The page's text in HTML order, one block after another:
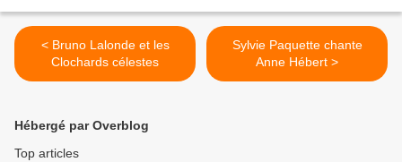
< Bruno Lalonde et les
Clochards célestes
Sylvie Paquette chante
Anne Hébert >
Hébergé par Overblog
Top articles